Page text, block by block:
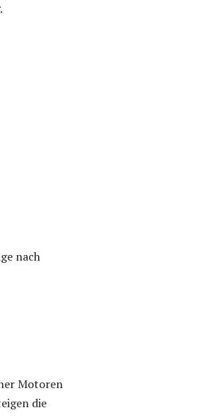
.
nach
Motoren
die